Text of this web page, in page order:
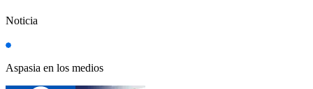
Noticia
Aspasia en los medios